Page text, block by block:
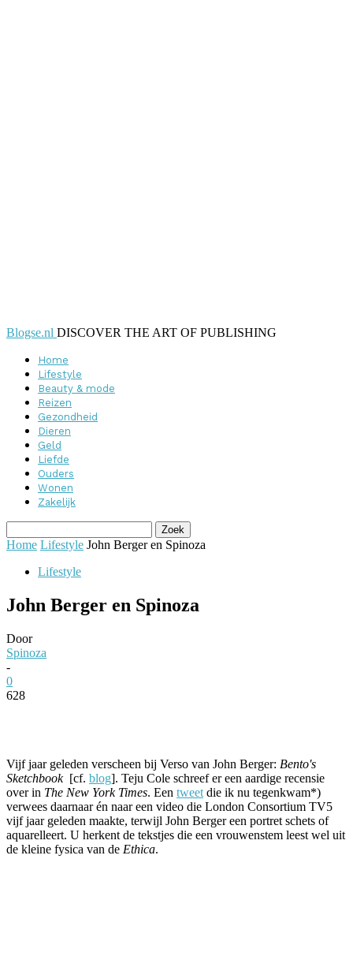
Blogse.nl DISCOVER THE ART OF PUBLISHING
Home
Lifestyle
Beauty & mode
Reizen
Gezondheid
Dieren
Geld
Liefde
Ouders
Wonen
Zakelijk
Home Lifestyle John Berger en Spinoza
Lifestyle
John Berger en Spinoza
Door
Spinoza
-
0
628
Vijf jaar geleden verscheen bij Verso van John Berger: Bento's
Sketchbook [cf. blog]. Teju Cole schreef er een aardige recensie
over in The New York Times. Een tweet die ik nu tegenkwam*)
verwees daarnaar én naar een video die London Consortium TV5
vijf jaar geleden maakte, terwijl John Berger een portret schets of
aquarelleert. U herkent de tekstjes die een vrouwenstem leest wel uit
de kleine fysica van de Ethica.